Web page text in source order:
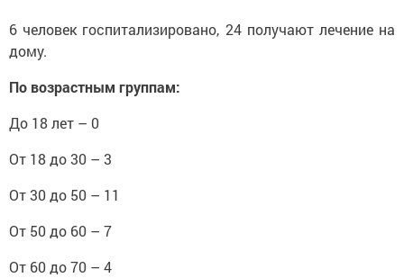
6 человек госпитализировано, 24 получают лечение на
дому.
По возрастным группам:
До 18 лет – 0
От 18 до 30 – 3
От 30 до 50 – 11
От 50 до 60 – 7
От 60 до 70 – 4